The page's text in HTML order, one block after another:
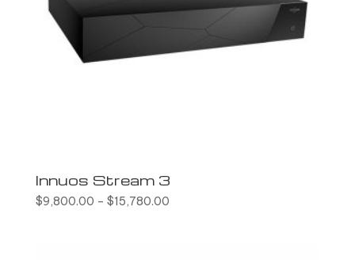
Innuos Stream 3
$9,800.00 – $15,780.00